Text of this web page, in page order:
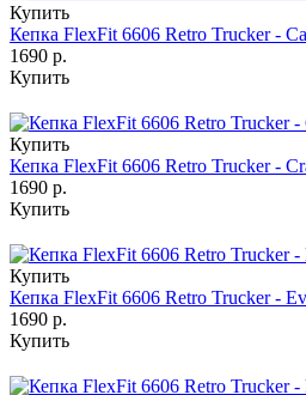
Купить
Кепка FlexFit 6606 Retro Trucker -
1690 р.
Купить
Купить
Кепка FlexFit 6606 Retro Trucker -
1690 р.
Купить
Купить
Кепка FlexFit 6606 Retro Trucker -
1690 р.
Купить